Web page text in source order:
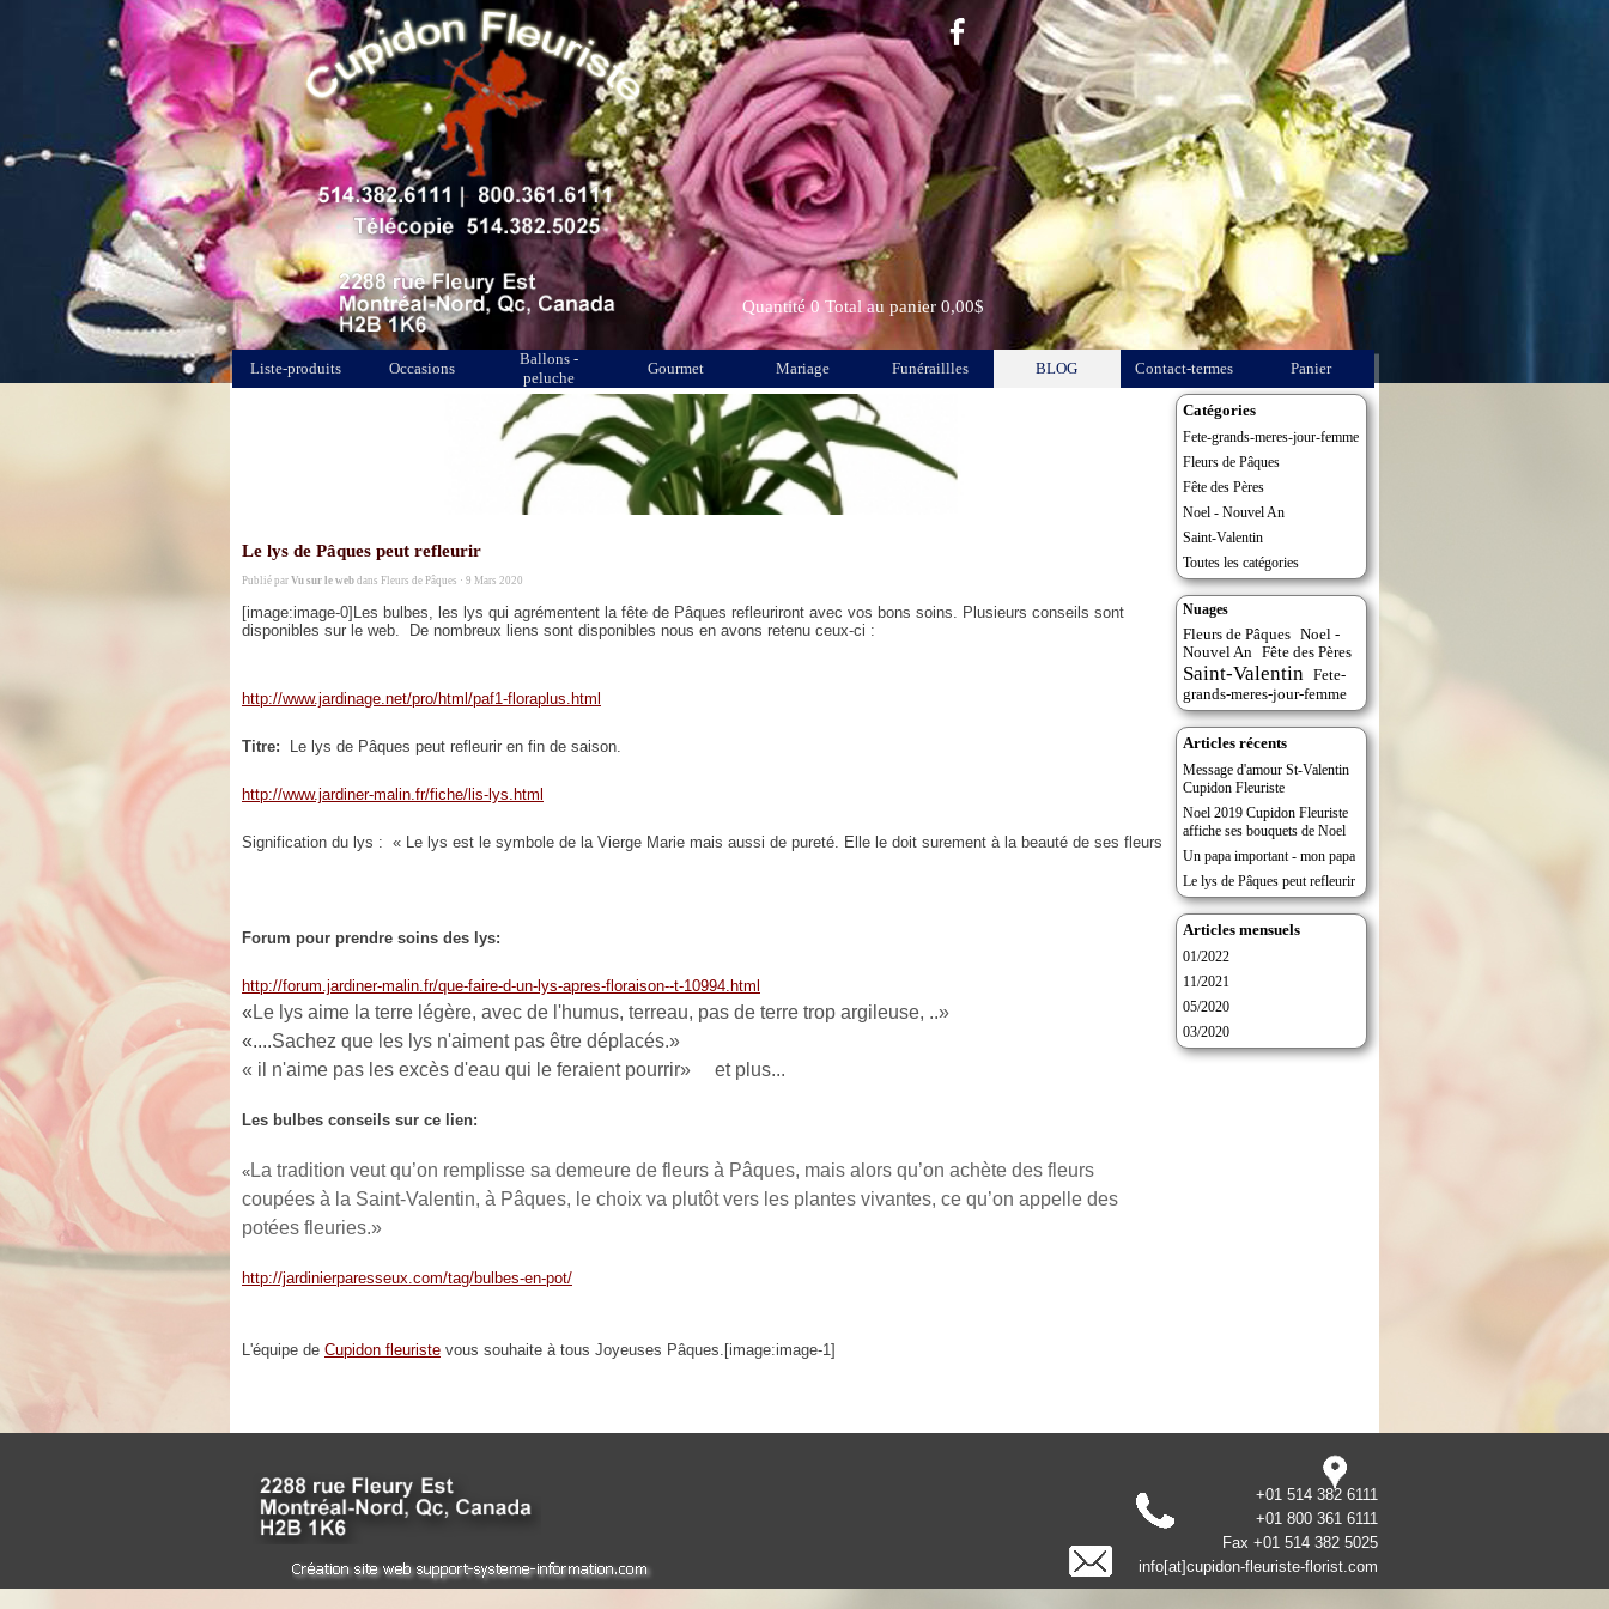
Quantité0 Total au panier 0,00$
Liste-produits Occasions
Ballons -
peluche
Gourmet Mariage Funéraillles BLOG Contact-termes Panier
Le lys de Pâques peut refleurir
Publié par Vu sur le web dans Fleurs de Pâques · 9 Mars 2020
[image:image-0]Les bulbes, les lys qui agrémentent la fête de Pâques refleuriront avec vos bons soins. Plusieurs conseils sont
disponibles sur le web. De nombreux liens sont disponibles nous en avons retenu ceux-ci :
http://www.jardinage.net/pro/html/paf1-floraplus.html
Titre: Le lys de Pâques peut refleurir en fin de saison.
http://www.jardiner-malin.fr/fiche/lis-lys.html
Signification du lys : « Le lys est le symbole de la Vierge Marie mais aussi de pureté. Elle le doit surement à la beauté de ses fleurs
Forum pour prendre soins des lys:
http://forum.jardiner-malin.fr/que-faire-d-un-lys-apres-floraison--t-10994.html
« Le lys aime la terre légère, avec de l'humus, terreau, pas de terre trop argileuse, ..»
«....Sachez que les lys n'aiment pas être déplacés.»
« il n'aime pas les excès d'eau qui le feraient pourrir» et plus...
Les bulbes conseils sur ce lien:
« La tradition veut qu’on remplisse sa demeure de fleurs à Pâques, mais alors qu’on achète des fleurs
coupées à la Saint-Valentin, à Pâques, le choix va plutôt vers les plantes vivantes, ce qu’on appelle des
potées fleuries.»
http://jardinierparesseux.com/tag/bulbes-en-pot/
L'équipe de Cupidon fleuriste vous souhaite à tous Joyeuses Pâques.[image:image-1]
Catégories
Fete-grands-meres-jour-femme
Fleurs de Pâques
Fête des Pères
Noel - Nouvel An
Saint-Valentin
Toutes les catégories
Nuages
Fleurs de Pâques Noel -
Nouvel An
Fête des Pères
Saint-Valentin
Fete-
grands-meres-jour-femme
Articles récents
Message d'amour St-Valentin
Cupidon Fleuriste
Noel 2019 Cupidon Fleuriste
affiche ses bouquets de Noel
Un papa important - mon papa
Le lys de Pâques peut refleurir
Articles mensuels
01/2022
11/2021
05/2020
03/2020
+01 514 382 6111
+01 800 361 6111
Fax +01 514 382 5025
info[at]cupidon-fleuriste-florist.com